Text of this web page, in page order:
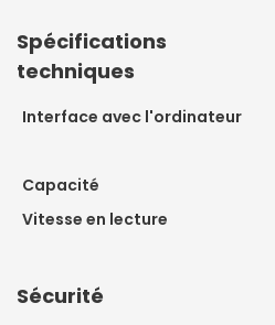
Spécifications
techniques
Interface avec l'ordinateur
Capacité
Vitesse en lecture
Sécurité